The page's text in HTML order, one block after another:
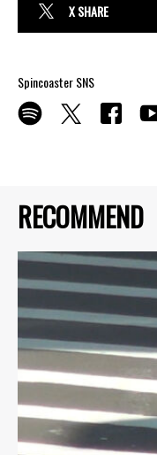
RECOMMEND
X SHARE
Spincoaster SNS